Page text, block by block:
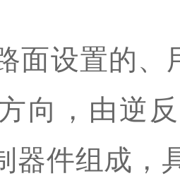
面设置的、
向，由逆
器件组成，